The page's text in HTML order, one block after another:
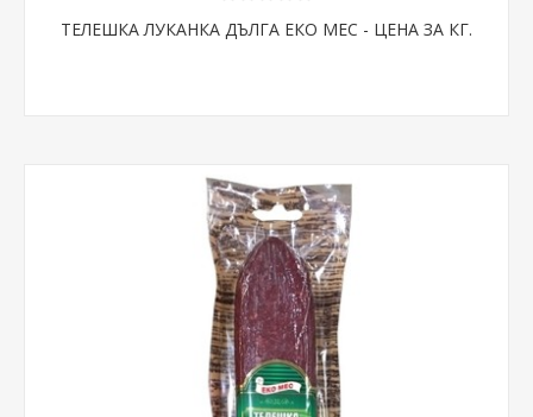
ТЕЛЕШКА ЛУКАНКА ДЪЛГА ЕКО МЕС - ЦЕНА ЗА КГ.